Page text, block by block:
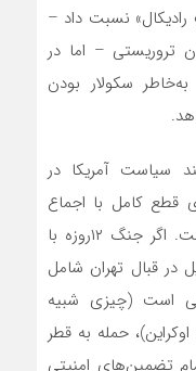
نسبت داد –
تروریستی – اما در
به‌خاطر سکولار بودن
سیاست آمریکا در
قطع کامل با اجماع
بین‌المللی بر سر راه‌حل دوکشوری است. اگر جنگ ۱۲روزه با
در قبال تهران شامل
است (چیزی شبیه
حمله به قطر
تضمین‌های امنیتی